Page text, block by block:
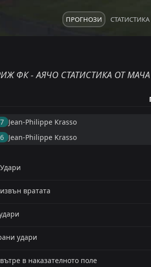
ПРОГНОЗИ СТАТИСТИКА
ФК - АЯЧО СТАТИСТИКА ОТ МАЧА
Jean-Philippe Krasso
Jean-Philippe Krasso
вратата
удари
в наказателното поле